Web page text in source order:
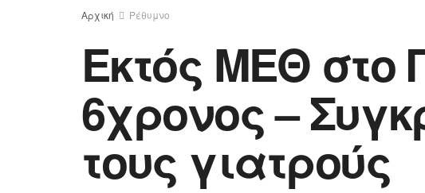
Αρχική Ρέθυμνο
Εκτός ΜΕΘ στο
6χρονος –
τους γιατρούς